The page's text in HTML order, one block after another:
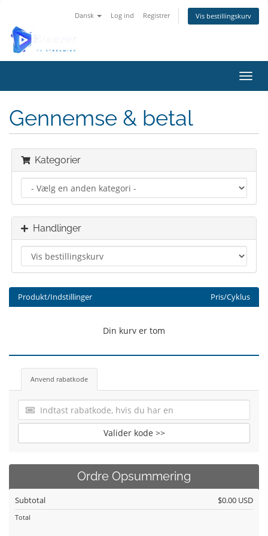
Dansk Log ind Registrer Vis bestillingskurv
Skift
Gennemse & betal
Kategorier
Handlinger
Produkt/Indstillinger Pris/Cyklus
Din kurv er tom
Anvend rabatkode
Valider kode >>
Ordre Opsummering
Subtotal $0.00 USD
Total